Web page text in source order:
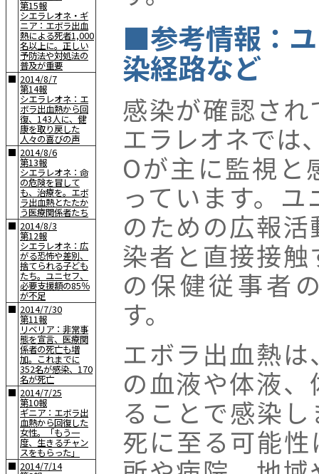
第15報
シエラレオネ・ギ
ニア：エボラ出血
熱による死者1,000
名以上に。正しい
予防法や対処法の
普及が重要
■ 2014/8/7
第14報
シエラレオネ：エ
ボラ出血熱から回
復、143人に、健
康を取り戻した
人々の喜びの声
■ 2014/8/6
第13報
シエラレオネ：命
の危険を冒して
も、治療を。エボ
ラ出血熱とたたか
う医療関係者たち
■ 2014/8/3
第12報
シエラレオネ：広
がる恐怖や差別、
捨てられる子ども
たち。ユニセフ、
必要支援額の85％
が不足
■ 2014/7/30
第11報
リベリア：非常事
態を宣言、医療関
係者の死亡も増
加。これまでに
352名が感染、170
名が死亡
■ 2014/7/25
第10報
ギニア：エボラ出
血熱から回復した
女性。「もう一
度、生きるチャン
スをもらった」
■ 2014/7/14
■参考情報：
染経路など
感染が確認さ
エラレオネでは
Oが主に監視と
っています。
のための広報
染者と直接接
の保健従事者
す。
エボラ出血熱
の血液や体液
ることで感染
死に至る可能